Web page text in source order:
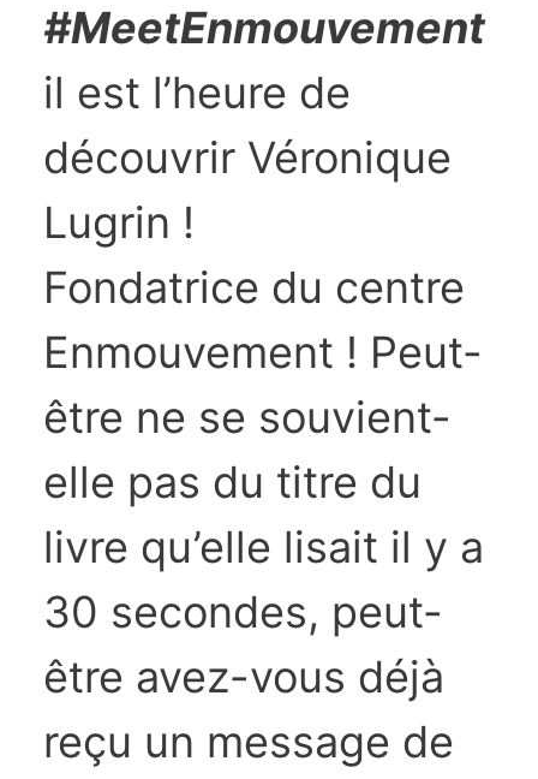
#MeetEnmouvement
il est l’heure de
découvrir Véronique
Lugrin !
Fondatrice du centre
Enmouvement ! Peut-
être ne se souvient-
elle pas du titre du
livre qu’elle lisait il y a
30 secondes, peut-
être avez-vous déjà
reçu un message de